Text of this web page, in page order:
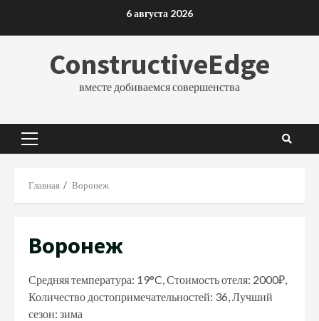
6 августа 2026
ConstructiveEdge
вместе добиваемся совершенства
Основное
Главная Воронеж
Воронеж
Средняя температура: 19°C, Стоимость отеля: 2000₽,
Количество достопримечательностей: 36, Лучший
сезон: зима